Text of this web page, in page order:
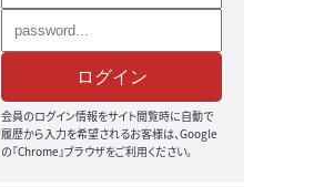
ログイン
会員のログイン情報をサイト閲覧時に自動で
履歴から入力を希望されるお客様は、Google
の『Chrome』ブラウザをご利用ください。